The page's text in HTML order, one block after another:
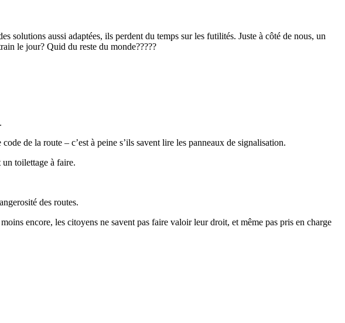
solutions aussi adaptées, ils perdent du temps sur les futilités. Juste à côté de nous, un
le jour? Quid du reste du monde?????
de la route – c’est à peine s’ils savent lire les panneaux de signalisation.
un toilettage à faire.
des routes.
encore, les citoyens ne savent pas faire valoir leur droit, et même pas pris en charge